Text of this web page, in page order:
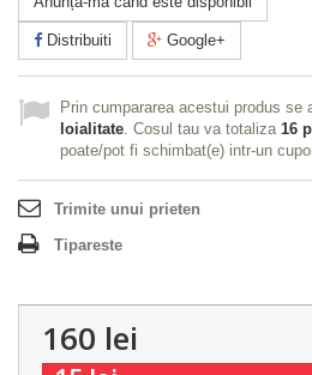
Distribuiti Google+
Prin cumpararea acestui produs se
loialitate . Cosul tau va totaliza 16
poate/pot fi schimbat(e) intr-un
Trimite unui prieten
Tipareste
160 lei